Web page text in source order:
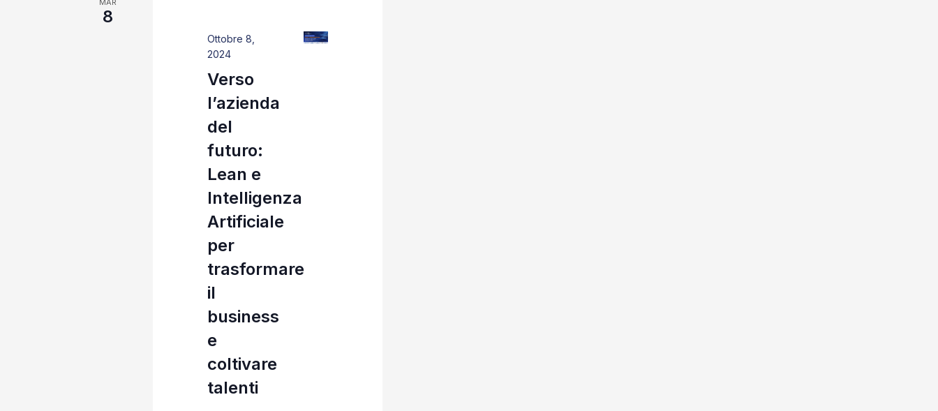
Navigazione
MAR
8
Ottobre 8,
2024
Verso
l’azienda
del
futuro:
Lean e
Intelligenza
Artificiale
per
trasformare
il
business
e
coltivare
talenti